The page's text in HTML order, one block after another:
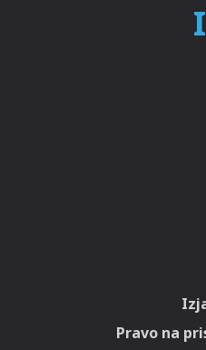
Pravo na